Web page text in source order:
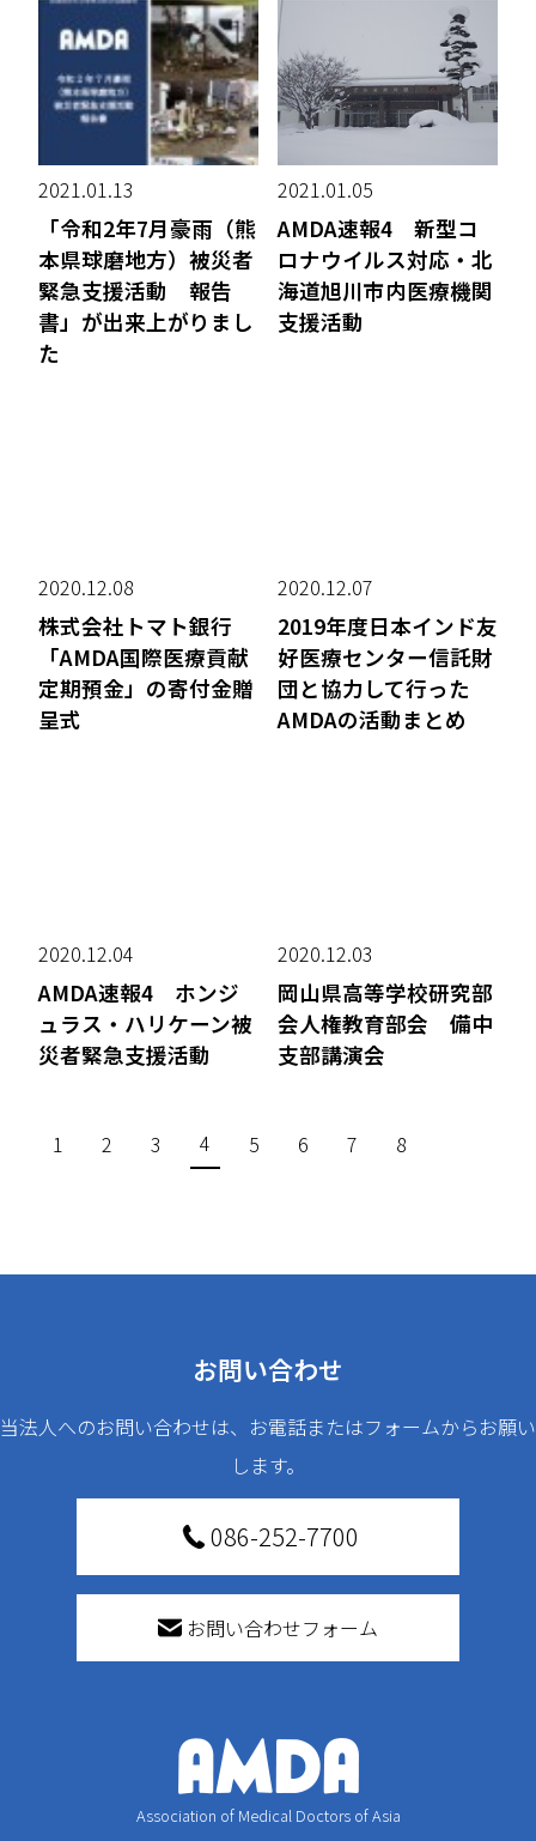
2021.01.13
「令和2年7月豪雨（熊
本県球磨地方）被災者
緊急支援活動 報告
書」が出来上がりまし
た
2021.01.05
AMDA速報4 新型コ
ロナウイルス対応・北
海道旭川市内医療機関
支援活動
2020.12.08
株式会社トマト銀行
「AMDA国際医療貢献
定期預金」の寄付金贈
呈式
2020.12.07
2019年度日本インド友
好医療センター信託財
団と協力して行った
AMDAの活動まとめ
2020.12.04
AMDA速報4 ホンジ
ュラス・ハリケーン被
災者緊急支援活動
2020.12.03
岡山県高等学校研究部
会人権教育部会 備中
支部講演会
1 2 3 4 5 6 7 8
お問い合わせ
当法人へのお問い合わせは、お電話またはフォームからお願い
します。
086-252-7700
お問い合わせフォーム
Association of Medical Doctors of Asia